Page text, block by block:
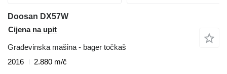
Doosan DX57W
Cijena na upit
Građevinska mašina - bager točkaš
2016
2.880 m/č